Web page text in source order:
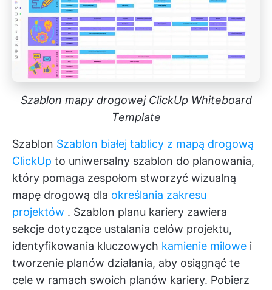
Szablon mapy drogowej ClickUp Whiteboard
Template
Szablon Szablon białej tablicy z mapą drogową
ClickUp to uniwersalny szablon do planowania,
który pomaga zespołom stworzyć wizualną
mapę drogową dla określania zakresu
projektów . Szablon planu kariery zawiera
sekcje dotyczące ustalania celów projektu,
identyfikowania kluczowych kamienie milowe i
tworzenie planów działania, aby osiągnąć te
cele w ramach swoich planów kariery. Pobierz